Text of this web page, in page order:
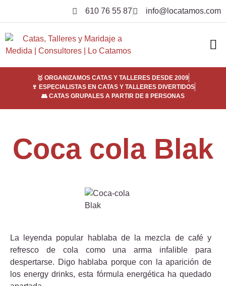
610 76 55 87 info@locatamos.com
🥇 ORGANIZAMOS CATAS Y TALLERES DESDE 2009
🍷 ESPECIALISTAS EN CATAS Y TALLERES DIVERTIDOS
👥 CATAS GRUPALES A PARTIR DE 8 PERSONAS
Coca cola Blak
La leyenda popular hablaba de la mezcla de café y
refresco de cola como una arma infalible para
despertarse. Digo hablaba porque con la aparición de
los energy drinks, esta fórmula energética ha quedado